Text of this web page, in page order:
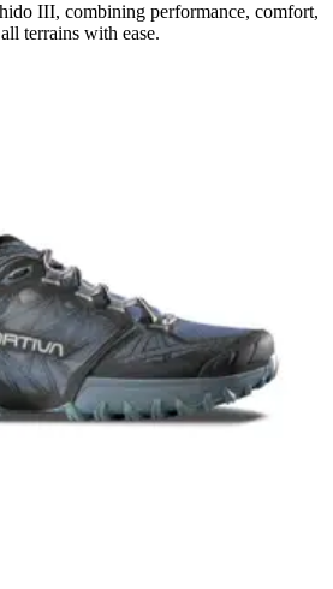
III, combining performance, comfort,
terrains with ease.